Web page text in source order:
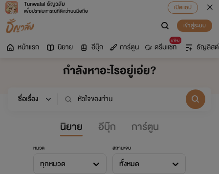
Tunwalai ธัญวลัย
เพื่อประสบการณ์ที่ดีกว่าบนมือถือ
เปิดแอป
เข้าสู่ระบบ
หน้าแรก นิยาย อีบุ๊ก การ์ตูน
มาใหม่
ดรีมแชท ธัญลิสต์
กำลังหาอะไรอยู่เอ่ย?
นิยาย อีบุ๊ก การ์ตูน
หมวด
ทุกหมวด
สถานะจบ
ทั้งหมด